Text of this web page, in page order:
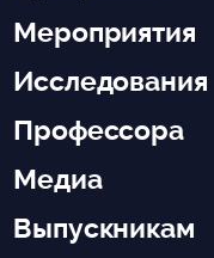
Мероприятия
Исследования
Профессора
Медиа
Выпускникам